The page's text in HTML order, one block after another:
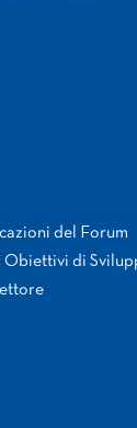
del Forum
Obiettivi di